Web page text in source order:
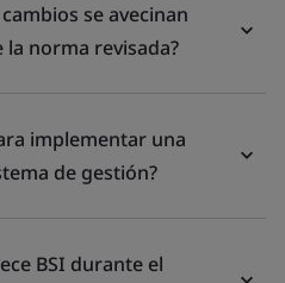
se avecinan
norma revisada?
implementar una
de gestión?
BSI durante el